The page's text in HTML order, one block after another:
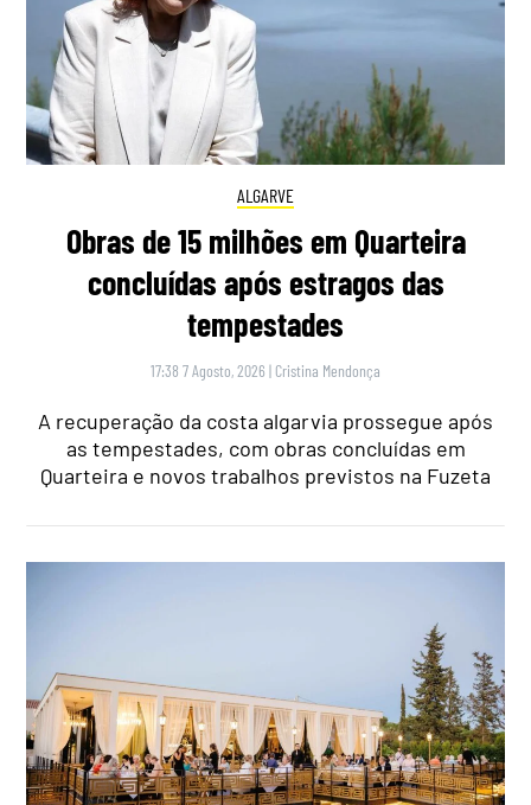
ALGARVE
Obras de 15 milhões em Quarteira
concluídas após estragos das
tempestades
17:38 7 Agosto, 2026 | Cristina Mendonça
A recuperação da costa algarvia prossegue após
as tempestades, com obras concluídas em
Quarteira e novos trabalhos previstos na Fuzeta